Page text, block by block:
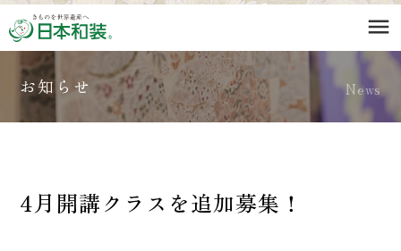
menu
News
お知らせ
4月開講クラスを追加募集！